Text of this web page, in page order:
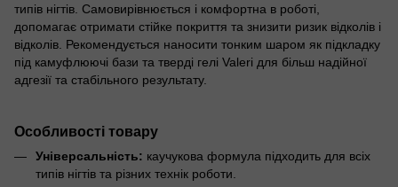
типів нігтів. Самовирівнюється і комфортна в роботі,
допомагає отримати стійке покриття та знизити ризик відколів і
відколів. Рекомендується наносити тонким шаром як підкладку
під камуфлюючі бази та тверді гелі Valeri для більш надійної
адгезії та стабільного результату.
Особливості товару
Універсальність: каучукова формула підходить для всіх
типів нігтів та різних технік роботи.